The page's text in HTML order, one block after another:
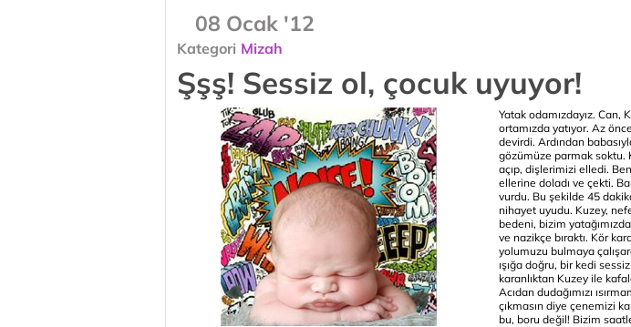
08 Ocak '12
Kategori Mizah
Şşş! Sessiz ol, çocuk uyuyor!
Yatak odamızdayız. Can,
ortamızda yatıyor. Az
devirdi. Ardından
gözümüze parmak soktu.
açıp, dişlerimizi elledi.
ellerine doladı ve çekti.
vurdu. Bu şekilde 45
nihayet uyudu. Kuzey,
bedeni, bizim
ve nazikçe bıraktı. Kör
yolumuzu bulmaya
ışığa doğru, bir kedi
karanlıktan Kuzey ile
Acıdan dudağımızı
çıkmasın diye çenemizi
bu, boru değil! Bizim